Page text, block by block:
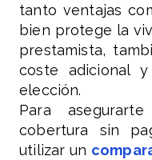
tanto ventajas
bien protege la
prestamista,
coste adicional
elección.
Para
cobertura sin
utilizar un